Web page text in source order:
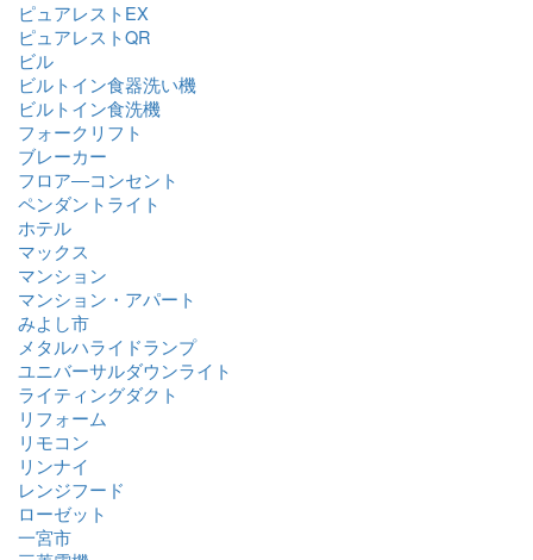
ピュアレストEX
ピュアレストQR
ビル
ビルトイン食器洗い機
ビルトイン食洗機
フォークリフト
ブレーカー
フロア―コンセント
ペンダントライト
ホテル
マックス
マンション
マンション・アパート
みよし市
メタルハライドランプ
ユニバーサルダウンライト
ライティングダクト
リフォーム
リモコン
リンナイ
レンジフード
ローゼット
一宮市